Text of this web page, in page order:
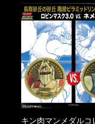
2026/10/30 一斉出
キン肉マンメダルコ